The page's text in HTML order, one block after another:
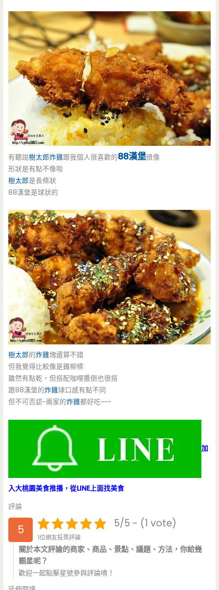
有聽說樹太郎炸雞跟我個人很喜歡的88漢堡很像
形狀是有點不像啦
樹太郎是長條狀
88漢堡是球狀的
樹太郎的炸雞塊還算不錯
但我覺得比較像是雞柳條
雖然有點乾，但搭配咖哩醬倒也很搭
跟88漢堡的炸雞球口感有點不同
但不可否認~兩家的炸雞都好吃~~~
加
入大桃園美食推播，從LINE上面找美食
評論
5 5/5 - (1 vote)
1位網友投票評論
關於本文評論的商家、商品、景點、議題、方法，你給幾
顆星呢？
歡迎一起點擊星號參與評論唷！